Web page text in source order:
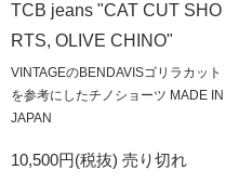
TCB jeans "CAT CUT SHO
RTS, OLIVE CHINO"
VINTAGEのBENDAVISゴリラカット
を参考にしたチノショーツ MADE IN
JAPAN
10,500円(税抜) 売り切れ